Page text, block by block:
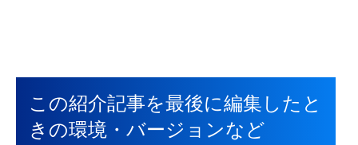
この紹介記事を最後に編集したと
きの環境・バージョンなど